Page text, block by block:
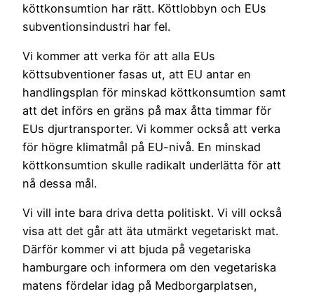
köttkonsumtion har rätt. Köttlobbyn och EUs
subventionsindustri har fel.
Vi kommer att verka för att alla EUs
köttsubventioner fasas ut, att EU antar en
handlingsplan för minskad köttkonsumtion samt
att det införs en gräns på max åtta timmar för
EUs djurtransporter. Vi kommer också att verka
för högre klimatmål på EU-nivå. En minskad
köttkonsumtion skulle radikalt underlätta för att
nå dessa mål.
Vi vill inte bara driva detta politiskt. Vi vill också
visa att det går att äta utmärkt vegetariskt mat.
Därför kommer vi att bjuda på vegetariska
hamburgare och informera om den vegetariska
matens fördelar idag på Medborgarplatsen,